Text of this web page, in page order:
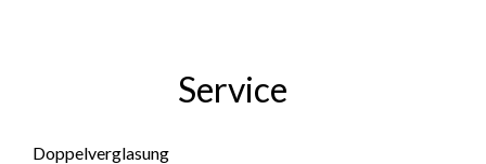
Service
Doppelverglasung